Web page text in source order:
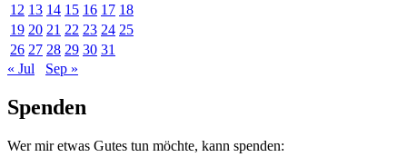
12 13 14 15 16 17 18
19 20 21 22 23 24 25
26 27 28 29 30 31
« Jul
Sep »
Spenden
Wer mir etwas Gutes tun möchte, kann spenden: